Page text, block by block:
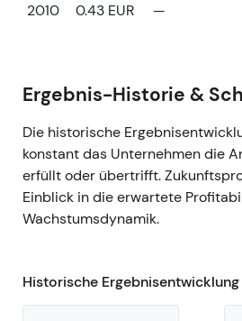
2010
0.43 EUR —
Ergebnis-Historie &
Die historische
konstant das Unternehmen die
erfüllt oder übertrifft.
Einblick in die erwartete
Wachstumsdynamik.
Historische Ergebnisentwicklung